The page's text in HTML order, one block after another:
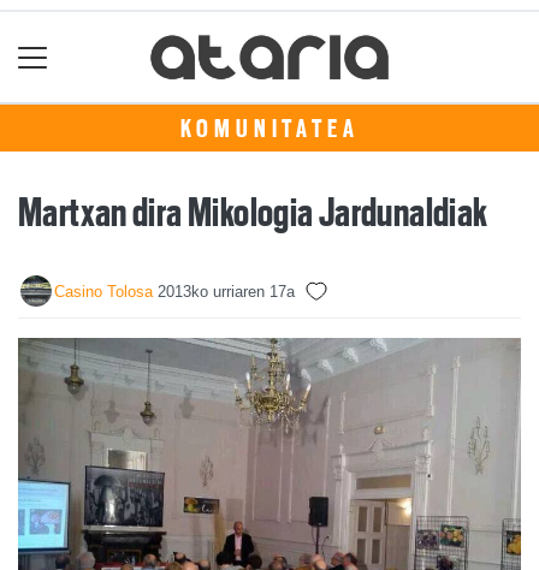
KOMUNITATEA
Martxan dira Mikologia Jardunaldiak
Casino Tolosa 2013ko urriaren 17a